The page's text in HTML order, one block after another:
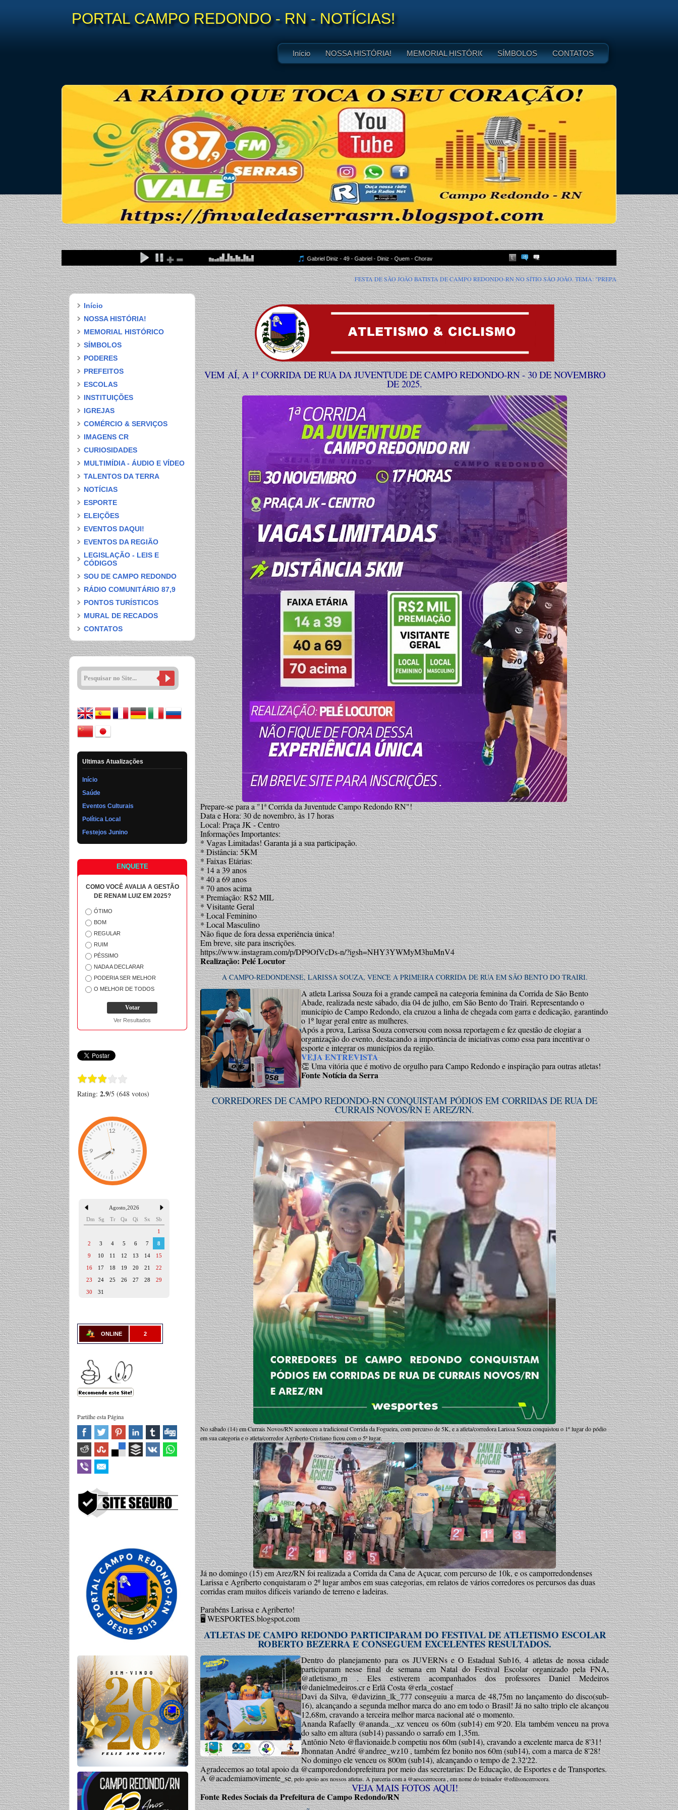
PORTAL CAMPO REDONDO - RN - NOTÍCIAS!
Início NOSSA HISTÓRIA! MEMORIAL HISTÓRICO SÍMBOLOS CONTATOS
FESTA DE SÃO JOÃO BATISTA DE CAMPO REDONDO-RN NO SÍTIO SÃO JOÃO. TEMA: "PREPARAI O CAMINHO DO SENHOR". VEM AÍ A 3ª
Início
NOSSA HISTÓRIA!
MEMORIAL HISTÓRICO
SÍMBOLOS
PODERES
PREFEITOS
ESCOLAS
INSTITUIÇÕES
IGREJAS
COMÉRCIO & SERVIÇOS
IMAGENS CR
CURIOSIDADES
MULTIMÍDIA - ÁUDIO E VÍDEO
TALENTOS DA TERRA
NOTÍCIAS
ESPORTE
ELEIÇÕES
EVENTOS DAQUI!
EVENTOS DA REGIÃO
LEGISLAÇÃO - LEIS E
CÓDIGOS
SOU DE CAMPO REDONDO
RÁDIO COMUNITÁRIO 87,9
PONTOS TURÍSTICOS
MURAL DE RECADOS
CONTATOS
Ultimas Atualizações
Início
Saúde
Eventos Culturais
Política Local
Festejos Junino
ENQUETE
COMO VOCÊ AVALIA A GESTÃO
DE RENAM LUIZ EM 2025?
ÓTIMO
BOM
REGULAR
RUIM
PÉSSIMO
NADA A DECLARAR
PODERIA SER MELHOR
O MELHOR DE TODOS
Ver Resultados
Rating: 2.9/5 (648 votos)
Agosto 2026
Dm
Sg Tr Qa Qi Sx
Sb
1
2
3 4 5 6 7
8
9
10 11 12 13 14
15
16
17 18 19 20 21
22
23
24 25 26 27 28
29
30
31
ONLINE 2
Partilhe esta Página
VEM AÍ, A 1ª CORRIDA DE RUA DA JUVENTUDE DE CAMPO REDONDO-RN - 30 DE NOVEMBRO
DE 2025.
Prepare-se para a "1ª Corrida da Juventude Campo Redondo RN"!
Data e Hora: 30 de novembro, às 17 horas
Local: Praça JK - Centro
Informações Importantes:
* Vagas Limitadas! Garanta já a sua participação.
* Distância: 5KM
* Faixas Etárias:
* 14 a 39 anos
* 40 a 69 anos
* 70 anos acima
* Premiação: R$2 MIL
* Visitante Geral
* Local Feminino
* Local Masculino
Não fique de fora dessa experiência única!
Em breve, site para inscrições.
https://www.instagram.com/p/DP9OfVcDs-n/?igsh=NHY3YWMyM3huMnV4
Realização: Pelé Locutor
A CAMPO-REDONDENSE, LARISSA SOUZA, VENCE A PRIMEIRA CORRIDA DE RUA EM SÃO BENTO DO TRAIRI.
A atleta Larissa Souza foi a grande campeã na categoria feminina da Corrida de São Bento
Abade, realizada neste sábado, dia 04 de julho, em São Bento do Trairi. Representando o
município de Campo Redondo, ela cruzou a linha de chegada com garra e dedicação, garantindo
o 1º lugar geral entre as mulheres.
Após a prova, Larissa Souza conversou com nossa reportagem e fez questão de elogiar a
organização do evento, destacando a importância de iniciativas como essa para incentivar o
esporte e integrar os municípios da região.
VEJA ENTREVISTA
👏 Uma vitória que é motivo de orgulho para Campo Redondo e inspiração para outras atletas!
Fonte Notícia da Serra
CORREDORES DE CAMPO REDONDO-RN CONQUISTAM PÓDIOS EM CORRIDAS DE RUA DE
CURRAIS NOVOS/RN E AREZ/RN.
No sábado (14) em Currais Novos/RN aconteceu a tradicional Corrida da Fogueira, com percurso de 5K, e a atleta/corredora Larissa Souza conquistou o 1º lugar do pódio
em sua categoria e o atleta/corredor Agriberto Cristiano ficou com o 5ª lugar.
Já no domingo (15) em Arez/RN foi realizada a Corrida da Cana de Açucar, com percurso de 10k, e os camporredondenses
Larissa e Agriberto conquistaram o 2º lugar ambos em suas categorias, em relatos de vários corredores os percursos das duas
corridas eram muitos difíceis variando de terreno e ladeiras.
Parabéns Larissa e Agriberto!
🖥️ WESPORTES.blogspot.com
ATLETAS DE CAMPO REDONDO PARTICIPARAM DO FESTIVAL DE ATLETISMO ESCOLAR
ROBERTO BEZERRA E CONSEGUEM EXCELENTES RESULTADOS.
Dentro do planejamento para os JUVERNs e O Estadual Sub16, 4 atletas de nossa cidade
participaram nesse final de semana em Natal do Festival Escolar organizado pela FNA,
@atletismo_rn . Eles estiverem acompanhados dos professores Daniel Medeiros
@danielmedeiros.cr e Erlã Costa @erla_costaef
Davi da Silva, @davizinn_lk_777 conseguiu a marca de 48,75m no lançamento do disco(sub-
16), alcançando a segunda melhor marca do ano em todo o Brasil! Já no salto triplo ele alcançou
12,68m, cravando a terceira melhor marca nacional até o momento.
Ananda Rafaelly @ananda._.xz venceu os 60m (sub14) em 9'20. Ela também venceu na prova
do salto em altura (sub14) passando o sarrafo em 1,35m.
Antônio Neto @flavionaide.b competiu nos 60m (sub14), cravando a excelente marca de 8'31!
Jhonnatan André @andree_wz10 , também fez bonito nos 60m (sub14), com a marca de 8'28!
No domingo ele venceu os 800m (sub14), alcançando o tempo de 2.32'22.
Agradecemos ao total apoio da @camporedondoprefeitura por meio das secretarias: De Educação, de Esportes e de Transportes.
A @academiamovimente_se, pelo apoio aos nossos atletas. A parceria com a @aesccerrocora , em nome do treinador @edilsoncerrocora.
VEJA MAIS FOTOS AQUI!
Fonte Redes Sociais da Prefeitura de Campo Redondo/RN